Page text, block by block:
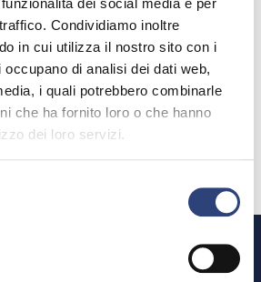
Condividiamo inoltre
in cui utilizza il nostro sito con i
di analisi dei dati web,
i quali potrebbero combinarle
che ha fornito loro o che hanno
dei loro servizi.
may occur on Via
necessary to carry out hydrant